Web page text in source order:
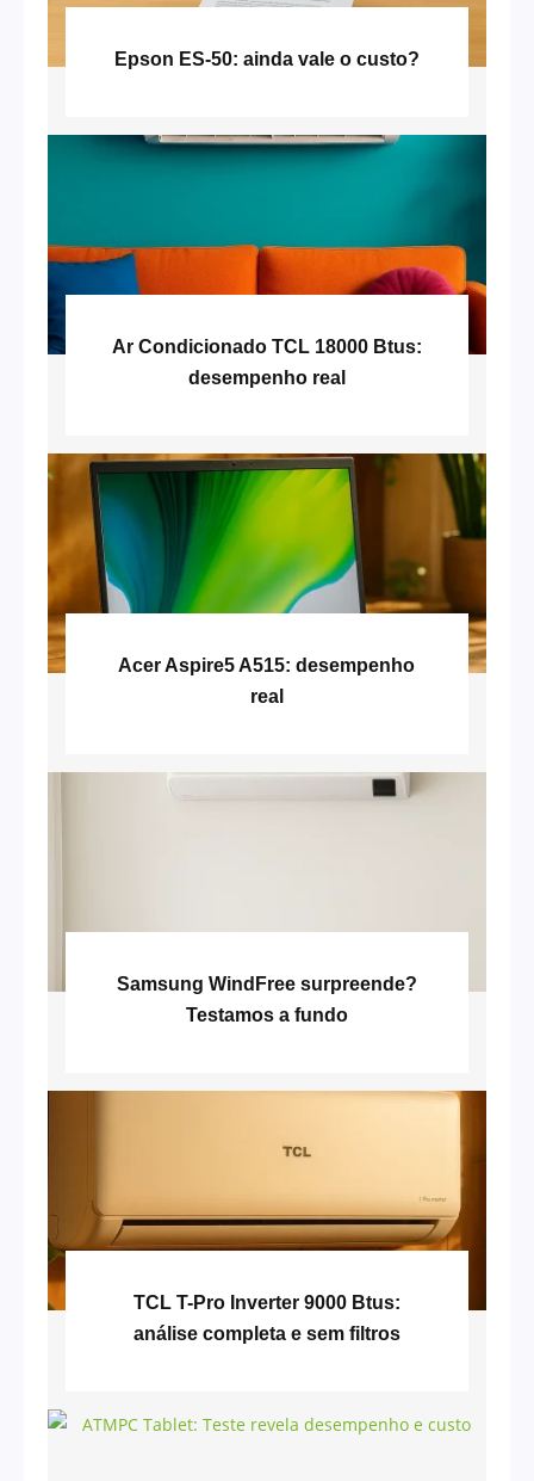
Epson ES-50: ainda vale o custo?
Ar Condicionado TCL 18000 Btus:
desempenho real
Acer Aspire5 A515: desempenho
real
Samsung WindFree surpreende?
Testamos a fundo
TCL T-Pro Inverter 9000 Btus:
análise completa e sem filtros